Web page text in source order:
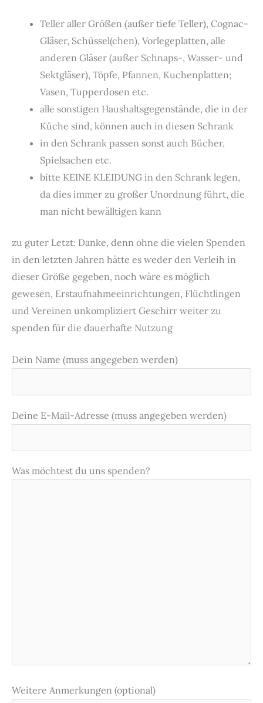
Teller aller Größen (außer tiefe Teller), Cognac-
Gläser, Schüssel(chen), Vorlegeplatten, alle
anderen Gläser (außer Schnaps-, Wasser- und
Sektgläser), Töpfe, Pfannen, Kuchenplatten;
Vasen, Tupperdosen etc.
alle sonstigen Haushaltsgegenstände, die in der
Küche sind, können auch in diesen Schrank
in den Schrank passen sonst auch Bücher,
Spielsachen etc.
bitte KEINE KLEIDUNG in den Schrank legen,
da dies immer zu großer Unordnung führt, die
man nicht bewälltigen kann
zu guter Letzt: Danke, denn ohne die vielen Spenden
in den letzten Jahren hätte es weder den Verleih in
dieser Größe gegeben, noch wäre es möglich
gewesen, Erstaufnahmeeinrichtungen, Flüchtlingen
und Vereinen unkompliziert Geschirr weiter zu
spenden für die dauerhafte Nutzung
Dein Name (muss angegeben werden)
Deine E-Mail-Adresse (muss angegeben werden)
Was möchtest du uns spenden?
Weitere Anmerkungen (optional)